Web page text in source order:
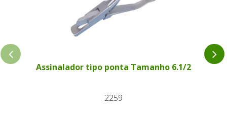
Assinalador tipo ponta Tamanho 6.1/2
2259